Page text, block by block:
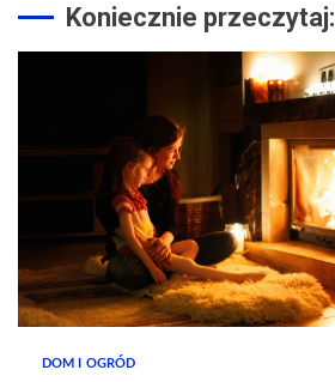
Koniecznie przeczytaj:
DOM I OGRÓD